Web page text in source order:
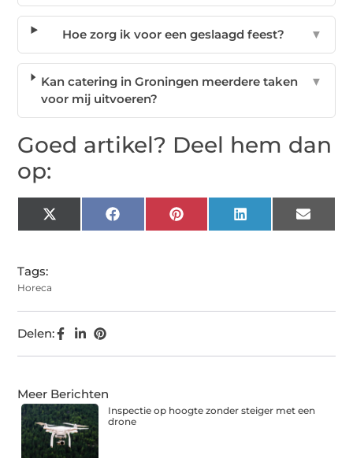
Hoe zorg ik voor een geslaagd feest? ▼
Kan catering in Groningen meerdere taken
voor mij uitvoeren?
▼
Goed artikel? Deel hem dan
op:
X
(Twitter)
Facebook Pinterest LinkedIn Email
Tags:
Horeca
Delen:
Meer Berichten
Inspectie op hoogte zonder steiger met een
drone